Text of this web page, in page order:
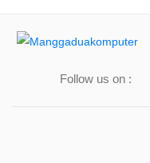
Follow us on :